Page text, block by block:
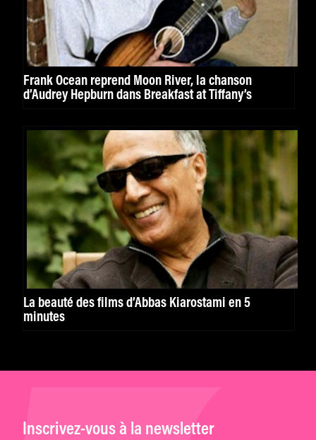
Frank Ocean reprend Moon River, la chanson
d’Audrey Hepburn dans Breakfast at Tiffany’s
La beauté des films d’Abbas Kiarostami en 5
minutes
Inscrivez-vous à la newsletter